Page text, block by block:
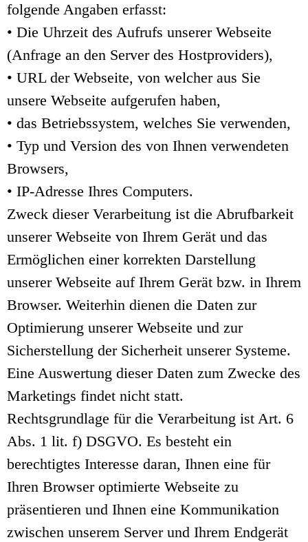
folgende Angaben erfasst:
• Die Uhrzeit des Aufrufs unserer Webseite
(Anfrage an den Server des Hostproviders),
• URL der Webseite, von welcher aus Sie
unsere Webseite aufgerufen haben,
• das Betriebssystem, welches Sie verwenden,
• Typ und Version des von Ihnen verwendeten
Browsers,
• IP-Adresse Ihres Computers.
Zweck dieser Verarbeitung ist die Abrufbarkeit
unserer Webseite von Ihrem Gerät und das
Ermöglichen einer korrekten Darstellung
unserer Webseite auf Ihrem Gerät bzw. in Ihrem
Browser. Weiterhin dienen die Daten zur
Optimierung unserer Webseite und zur
Sicherstellung der Sicherheit unserer Systeme.
Eine Auswertung dieser Daten zum Zwecke des
Marketings findet nicht statt.
Rechtsgrundlage für die Verarbeitung ist Art. 6
Abs. 1 lit. f) DSGVO. Es besteht ein
berechtigtes Interesse daran, Ihnen eine für
Ihren Browser optimierte Webseite zu
präsentieren und Ihnen eine Kommunikation
zwischen unserem Server und Ihrem Endgerät